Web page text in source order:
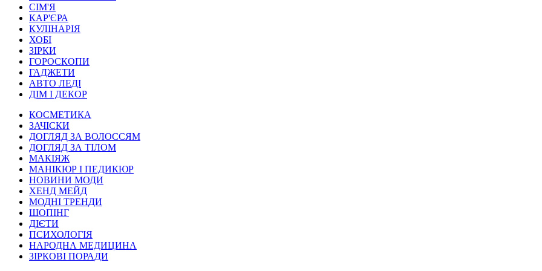
СІМ'Я
КАР'ЄРА
КУЛІНАРІЯ
ХОБІ
ЗІРКИ
ГОРОСКОПИ
ГАДЖЕТИ
АВТО ЛЕДІ
ДІМ І ДЕКОР
КОСМЕТИКА
ЗАЧІСКИ
ДОГЛЯД ЗА ВОЛОССЯМ
ДОГЛЯД ЗА ТІЛОМ
МАКІЯЖ
МАНІКЮР І ПЕДИКЮР
НОВИНИ МОДИ
ХЕНД МЕЙД
МОДНІ ТРЕНДИ
ШОПІНГ
ДІЄТИ
ПСИХОЛОГІЯ
НАРОДНА МЕДИЦИНА
ЗІРКОВІ ПОРАДИ